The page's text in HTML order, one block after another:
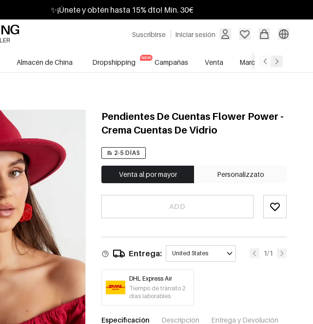
✨¡Únete y obtén hasta 15% dto! Mín. 30€
Suscribirse Iniciar sesión
Almacén de China Dropshipping Campañas Venta Marcas
Pendientes De Cuentas Flower Power -
Crema Cuentas De Vidrio
2-5 DÍAS
Venta al por mayor Personalizzato
ADD
Entrega: United States 1/1
DHL Express Air
Tiempo de tránsito 2
días laborables
Especificación Descripción Entrega y Devolución